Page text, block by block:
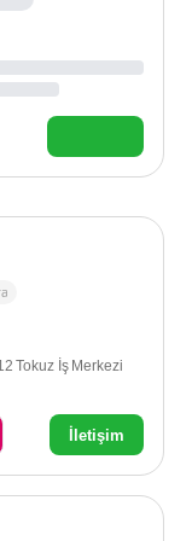
Tokuz İş Merkezi
İletişim